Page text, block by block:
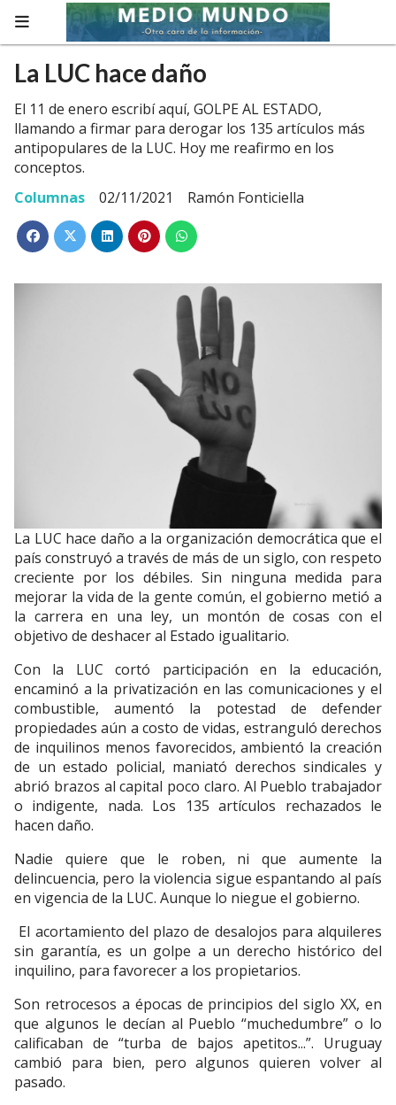
La LUC hace daño
El 11 de enero escribí aquí, GOLPE AL ESTADO,
llamando a firmar para derogar los 135 artículos más
antipopulares de la LUC. Hoy me reafirmo en los
conceptos.
Columnas
02/11/2021 Ramón Fonticiella
La LUC hace daño a la organización democrática que el
país construyó a través de más de un siglo, con respeto
creciente por los débiles. Sin ninguna medida para
mejorar la vida de la gente común, el gobierno metió a
la carrera en una ley, un montón de cosas con el
objetivo de deshacer al Estado igualitario.
Con la LUC cortó participación en la educación,
encaminó a la privatización en las comunicaciones y el
combustible, aumentó la potestad de defender
propiedades aún a costo de vidas, estranguló derechos
de inquilinos menos favorecidos, ambientó la creación
de un estado policial, maniató derechos sindicales y
abrió brazos al capital poco claro. Al Pueblo trabajador
o indigente, nada. Los 135 artículos rechazados le
hacen daño.
Nadie quiere que le roben, ni que aumente la
delincuencia, pero la violencia sigue espantando al país
en vigencia de la LUC. Aunque lo niegue el gobierno.
El acortamiento del plazo de desalojos para alquileres
sin garantía, es un golpe a un derecho histórico del
inquilino, para favorecer a los propietarios.
Son retrocesos a épocas de principios del siglo XX, en
que algunos le decían al Pueblo “muchedumbre” o lo
calificaban de “turba de bajos apetitos...”. Uruguay
cambió para bien, pero algunos quieren volver al
pasado.